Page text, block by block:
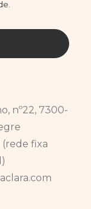
nº22, 7300-
(rede fixa